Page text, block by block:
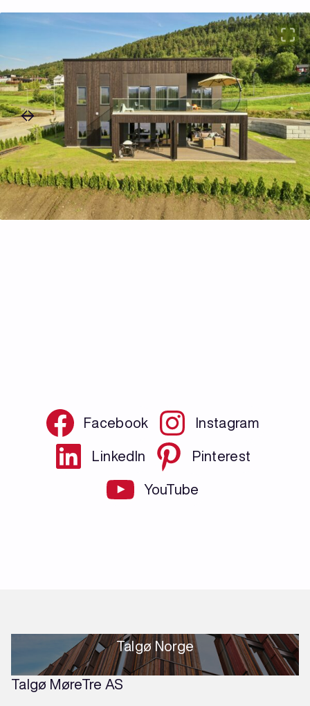
Facebook Instagram
LinkedIn Pinterest
YouTube
Talgø Norge
Talgø MøreTre AS